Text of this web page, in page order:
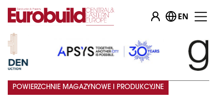
EN
POWIERZCHNIE MAGAZYNOWE I PRODUKCYJNE